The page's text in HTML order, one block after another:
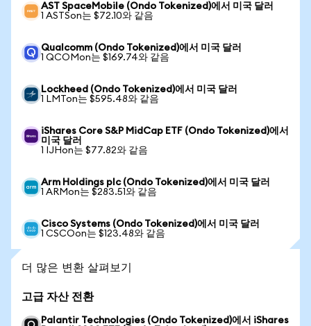
AST SpaceMobile (Ondo Tokenized)에서 미국 달러
1 ASTSon는 $72.10와 같음
Qualcomm (Ondo Tokenized)에서 미국 달러
1 QCOMon는 $169.74와 같음
Lockheed (Ondo Tokenized)에서 미국 달러
1 LMTon는 $595.48와 같음
iShares Core S&P MidCap ETF (Ondo Tokenized)에서
미국 달러
1 IJHon는 $77.82와 같음
Arm Holdings plc (Ondo Tokenized)에서 미국 달러
1 ARMon는 $283.51와 같음
Cisco Systems (Ondo Tokenized)에서 미국 달러
1 CSCOon는 $123.48와 같음
더 많은 변환 살펴보기
고급 자산 전환
Palantir Technologies (Ondo Tokenized)에서 iShares